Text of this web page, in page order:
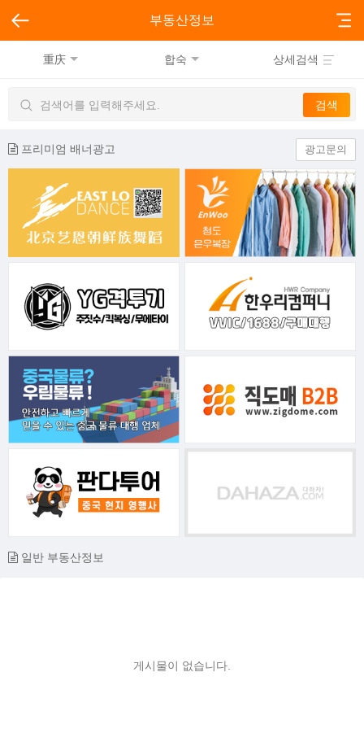
부동산정보
重庆 합숙 상세검색
프리미엄 배너광고 광고문의
일반 부동산정보
게시물이 없습니다.